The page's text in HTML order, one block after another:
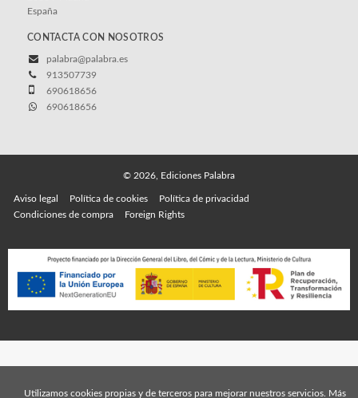
España
CONTACTA CON NOSOTROS
palabra@palabra.es
913507739
690618656
690618656
© 2026, Ediciones Palabra
Aviso legal Política de cookies
Política de privacidad
Condiciones de compra
Foreign Rights
Utilizamos cookies propias y de terceros para mejorar nuestros servicios. Más